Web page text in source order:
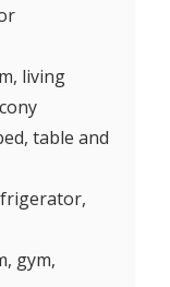
living
table and
gym,